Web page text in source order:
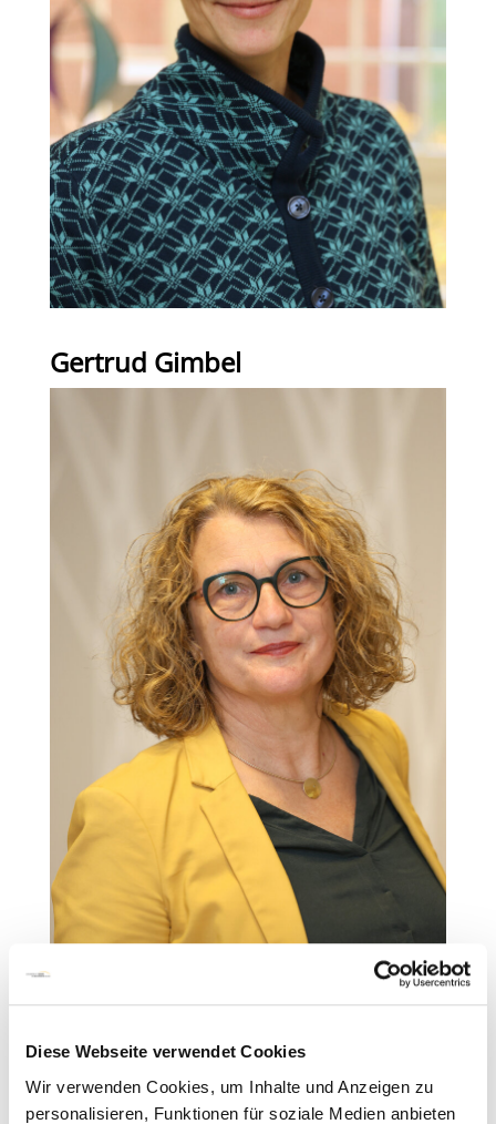
Diese Webseite verwendet Cookies
Wir verwenden Cookies, um Inhalte und Anzeigen zu
personalisieren, Funktionen für soziale Medien anbieten
Gertrud Gimbel
Castillo Morales®-Therapeutin